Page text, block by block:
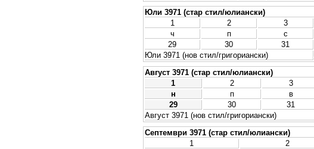
Юли 3971 (стар стил/юлиански)
1
2 3
ч
п с
29
30 31
Юли 3971 (нов стил/григориански)
Август 3971 (стар стил/юлиански)
1
2 3
н
п в
29
30 31
Август 3971 (нов стил/григориански)
Септември 3971 (стар стил/юлиански)
1
2